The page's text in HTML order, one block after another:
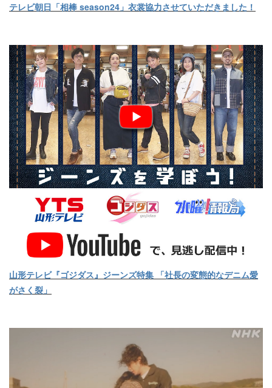
テレビ朝日「相棒 season24」衣裳協力させていただきました！
山形テレビ『ゴジダス』ジーンズ特集 「社長の変態的なデニム愛
がさく裂」